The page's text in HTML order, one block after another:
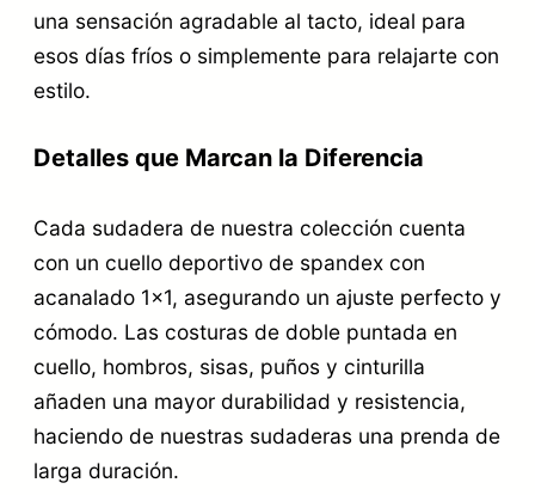
una sensación agradable al tacto, ideal para
esos días fríos o simplemente para relajarte con
estilo.
Detalles que Marcan la Diferencia
Cada sudadera de nuestra colección cuenta
con un cuello deportivo de spandex con
acanalado 1×1, asegurando un ajuste perfecto y
cómodo. Las costuras de doble puntada en
cuello, hombros, sisas, puños y cinturilla
añaden una mayor durabilidad y resistencia,
haciendo de nuestras sudaderas una prenda de
larga duración.